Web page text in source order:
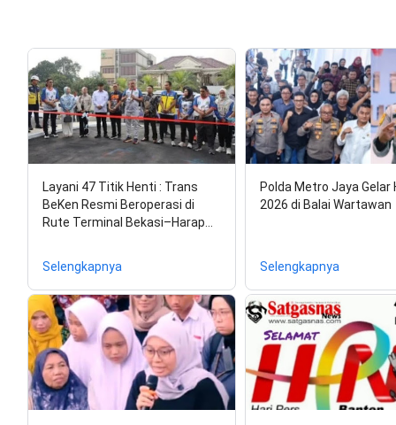
Layani 47 Titik Henti : Trans
BeKen Resmi Beroperasi di
Rute Terminal Bekasi–Harap…
Selengkapnya
Polda Metro Jaya Gelar
2026 di Balai Wartawan
Selengkapnya